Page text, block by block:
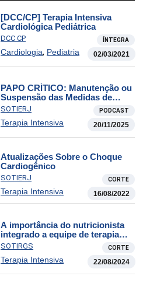
[DCC/CP] Terapia Intensiva
Cardiológica Pediátrica
DCC CP ÍNTEGRA
Cardiologia, Pediatria 02/03/2021
PAPO CRÍTICO: Manutenção ou
Suspensão das Medidas de
Suporte à Vida
SOTIERJ PODCAST
Terapia Intensiva 20/11/2025
Atualizações Sobre o Choque
Cardiogênico
SOTIERJ CORTE
Terapia Intensiva 16/08/2022
A importância do nutricionista
integrado a equipe de terapia
intensiva
SOTIRGS CORTE
Terapia Intensiva 22/08/2024